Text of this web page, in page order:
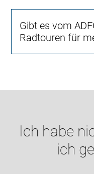
Gibt es vom
Radtouren für
Ich habe
ich